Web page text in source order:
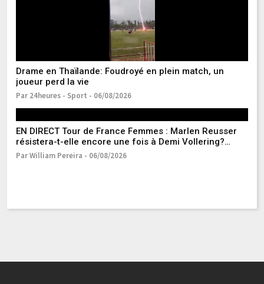
Drame en Thaïlande: Foudroyé en plein match, un
joueur perd la vie
Par 24heures - Sport - 06/08/2026
EN DIRECT Tour de France Femmes : Marlen Reusser
résistera-t-elle encore une fois à Demi Vollering?
Suivez la 6e étape avec nous
Par William Pereira - 06/08/2026